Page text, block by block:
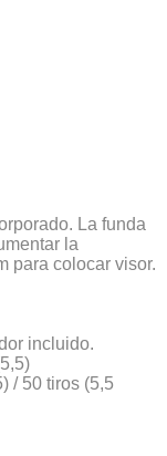
La funda
la
para colocar visor.
incluido.
/ 50 tiros (5,5